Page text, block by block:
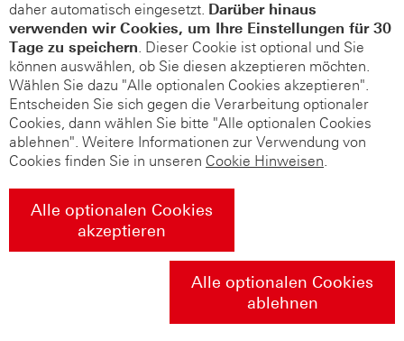
daher automatisch eingesetzt. Darüber hinaus
verwenden wir Cookies, um Ihre Einstellungen für 30
Tage zu speichern. Dieser Cookie ist optional und Sie
können auswählen, ob Sie diesen akzeptieren möchten.
Wählen Sie dazu "Alle optionalen Cookies akzeptieren".
Entscheiden Sie sich gegen die Verarbeitung optionaler
Cookies, dann wählen Sie bitte "Alle optionalen Cookies
ablehnen". Weitere Informationen zur Verwendung von
Cookies finden Sie in unseren Cookie Hinweisen.
Alle optionalen Cookies
akzeptieren
Alle optionalen Cookies
ablehnen